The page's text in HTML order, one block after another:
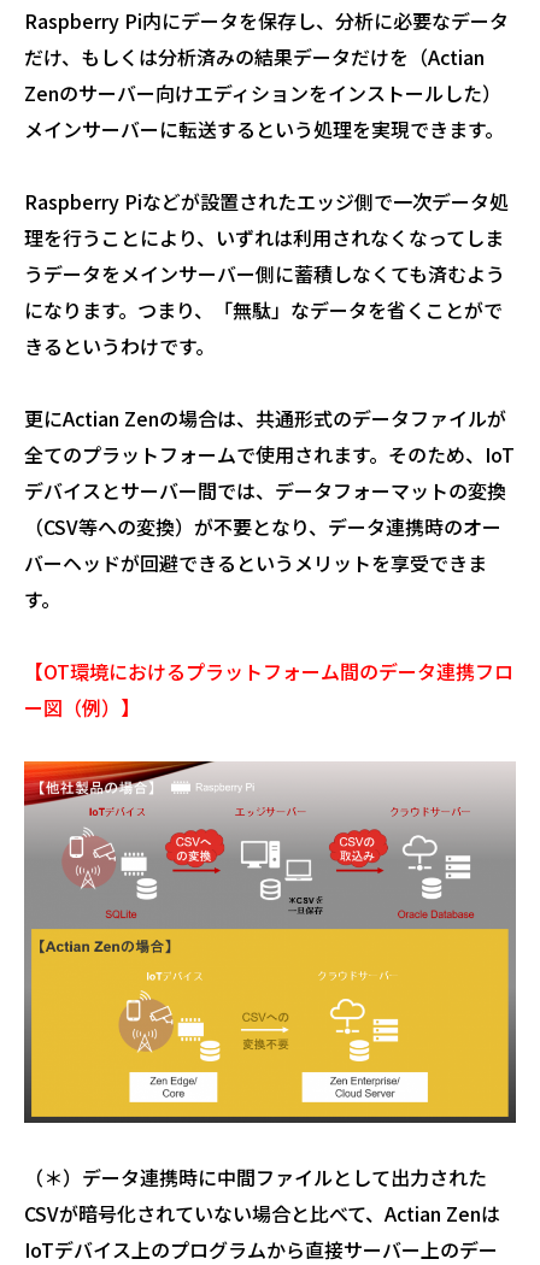
Raspberry Pi内にデータを保存し、分析に必要なデータ
だけ、もしくは分析済みの結果データだけを（Actian
Zenのサーバー向けエディションをインストールした）
メインサーバーに転送するという処理を実現できます。
Raspberry Piなどが設置されたエッジ側で一次データ処
理を行うことにより、いずれは利用されなくなってしま
うデータをメインサーバー側に蓄積しなくても済むよう
になります。つまり、「無駄」なデータを省くことがで
きるというわけです。
更にActian Zenの場合は、共通形式のデータファイルが
全てのプラットフォームで使用されます。そのため、IoT
デバイスとサーバー間では、データフォーマットの変換
（CSV等への変換）が不要となり、データ連携時のオー
バーヘッドが回避できるというメリットを享受できま
す。
【OT環境におけるプラットフォーム間のデータ連携フロ
ー図（例）】
（＊）データ連携時に中間ファイルとして出力された
CSVが暗号化されていない場合と比べて、Actian Zenは
IoTデバイス上のプログラムから直接サーバー上のデー